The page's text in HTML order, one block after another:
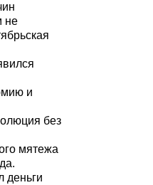
не
и
без
мятежа
деньги